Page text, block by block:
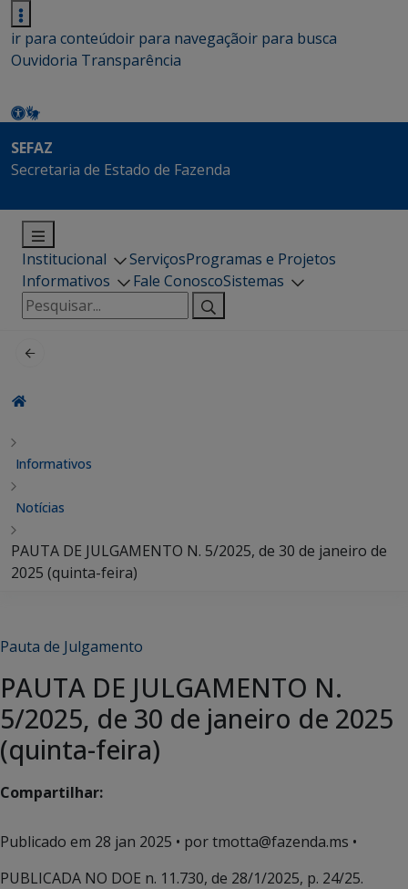
ir para conteúdoir para navegaçãoir para busca
Ouvidoria Transparência
SEFAZ
Secretaria de Estado de Fazenda
Institucional ServiçosProgramas e Projetos
Informativos
Fale ConoscoSistemas
Pesquisar
por:
Informativos
Notícias
PAUTA DE JULGAMENTO N. 5/2025, de 30 de janeiro de
2025 (quinta-feira)
Pauta de Julgamento
PAUTA DE JULGAMENTO N.
5/2025, de 30 de janeiro de 2025
(quinta-feira)
Compartilhar:
Publicado em 28 jan 2025 • por tmotta@fazenda.ms •
PUBLICADA NO DOE n. 11.730, de 28/1/2025, p. 24/25.